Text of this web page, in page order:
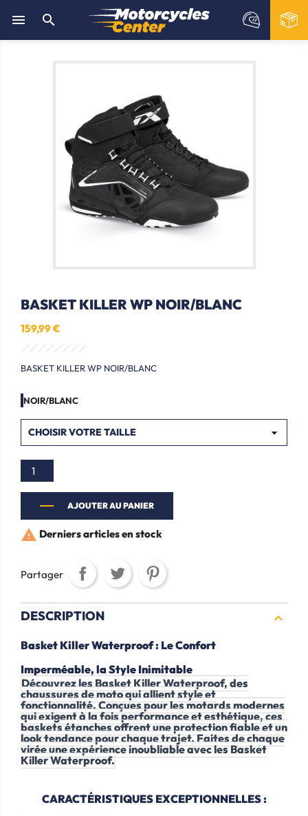
 
BASKET KILLER WP NOIR/BLANC
159,99 €
BASKET KILLER WP NOIR/BLANC
NOIR/BLANC
AJOUTER AU PANIER
 Derniers articles en stock
Partager
DESCRIPTION 
Basket Killer Waterproof : Le Confort
Imperméable, la Style Inimitable
Découvrez les Basket Killer Waterproof, des
chaussures de moto qui allient style et
fonctionnalité. Conçues pour les motards modernes
qui exigent à la fois performance et esthétique, ces
baskets étanches offrent une protection fiable et un
look tendance pour chaque trajet. Faites de chaque
virée une expérience inoubliable avec les Basket
Killer Waterproof.
CARACTÉRISTIQUES EXCEPTIONNELLES :